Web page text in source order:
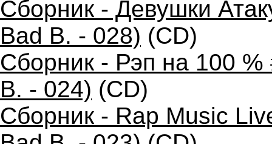
Сборник - Девушки
Bad B. - 028) (CD)
Сборник - Рэп на 100
B. - 024) (CD)
Сборник - Rap Music